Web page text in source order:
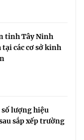
tỉnh Tây Ninh
các cơ sở kinh
lượng hiệu
sắp xếp trường